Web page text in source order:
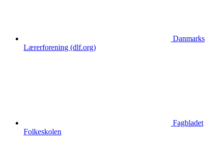
Danmarks
Lærerforening (dlf.org)
Fagbladet
Folkeskolen